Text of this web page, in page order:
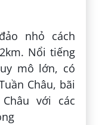
nhỏ cách
Nổi tiếng
mô lớn, có
Châu, bãi
với các